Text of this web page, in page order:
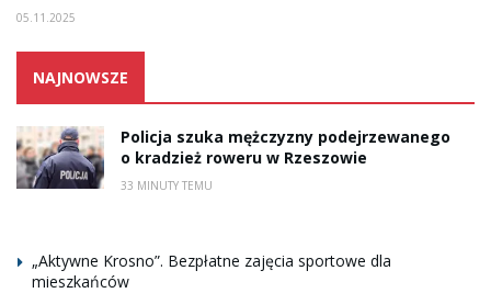
05.11.2025
NAJNOWSZE
Policja szuka mężczyzny podejrzewanego
o kradzież roweru w Rzeszowie
33 MINUTY TEMU
„Aktywne Krosno”. Bezpłatne zajęcia sportowe dla
mieszkańców